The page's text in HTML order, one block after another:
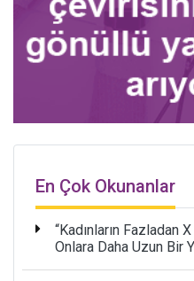
En Çok Okunanlar
“Kadınların Fazladan
Onlara Daha Uzun Bir